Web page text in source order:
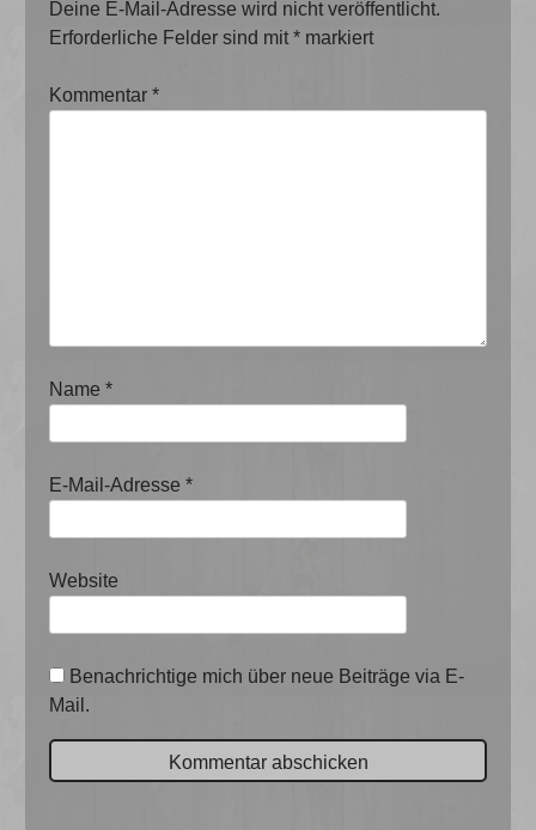
Deine E-Mail-Adresse wird nicht veröffentlicht.
Erforderliche Felder sind mit* markiert
Kommentar*
Name*
E-Mail-Adresse*
Website
Benachrichtige mich über neue Beiträge via E-
Mail.